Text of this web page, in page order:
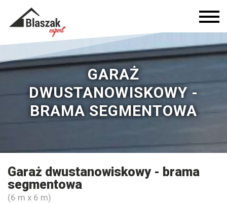
GARAŻ
DWUSTANOWISKOWY -
BRAMA SEGMENTOWA
Garaż dwustanowiskowy - brama
segmentowa
(6 m x 6 m)